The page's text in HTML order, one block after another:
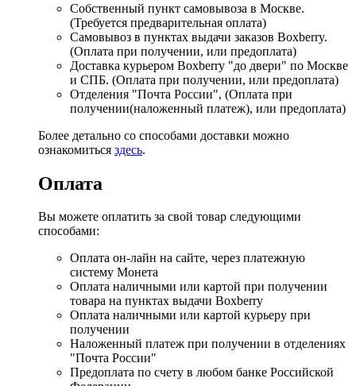
Собственный пункт самовывоза в Москве.
(Требуется предварительная оплата)
Самовывоз в пунктах выдачи заказов Boxberry.
(Оплата при получении, или предоплата)
Доставка курьером Boxberry "до двери" по Москве
и СПБ. (Оплата при получении, или предоплата)
Отделения "Почта России", (Оплата при
получении(наложенный платеж), или предоплата)
Более детально со способами доставки можно
ознакомиться здесь.
Оплата
Вы можете оплатить за свой товар следующими
способами:
Оплата он-лайн на сайте, через платежную
систему Монета
Оплата наличными или картой при получении
товара на пунктах выдачи Boxberry
Оплата наличными или картой курьеру при
получении
Наложенный платеж при получении в отделениях
"Почта России"
Предоплата по счету в любом банке Российской